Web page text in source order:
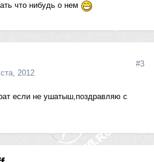
что нибудь о нем
2012
#3
если не ушатыш,поздравляю с